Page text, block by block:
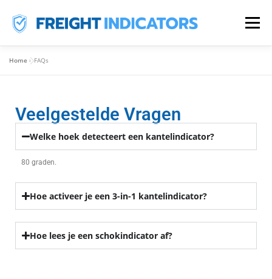
Menu
BLOGS CONTACT NL
EN
Home »FAQs
Veelgestelde Vragen
Welke hoek detecteert een kantelindicator?
80 graden.
Hoe activeer je een 3-in-1 kantelindicator?
Hoe lees je een schokindicator af?